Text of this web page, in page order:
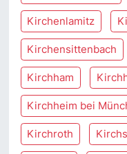
Kirchenlamitz
Kirchensittenbach
Kirchham
Kirchheim bei
Kirchroth